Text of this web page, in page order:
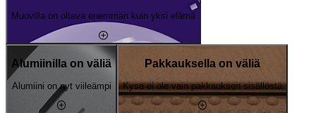
Muovilla on oltava enemmän kuin yksi elämä
Alumiinilla on väliä
Alumiini on nyt viileämpi
Pakkauksella on väliä
Kyse ei ole vain pakkauksen sisällöstä